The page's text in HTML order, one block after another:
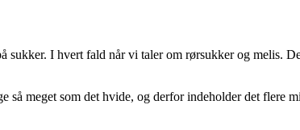
I hvert fald når vi taler om rørsukker og melis.
meget som det hvide, og derfor indeholder det flere